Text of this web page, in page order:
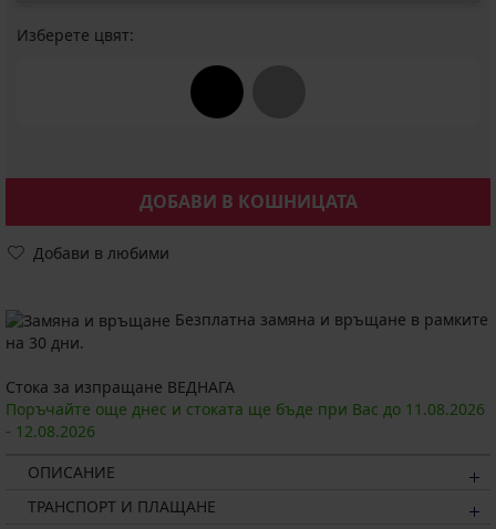
Изберете цвят:
ДОБАВИ В КОШНИЦАТА
Добави в любими
Безплатна замяна и връщане в рамките
на 30 дни.
Стока за изпращане ВЕДНАГА
Поръчайте още днес и стоката ще бъде при Вас до 11.08.2026
- 12.08.2026
ОПИСАНИЕ
ТРАНСПОРТ И ПЛАЩАНЕ